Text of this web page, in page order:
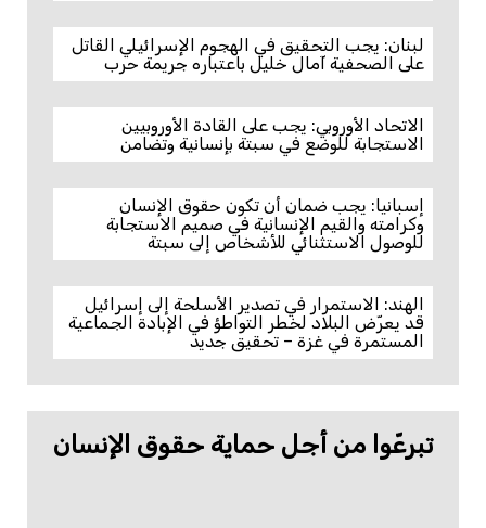
لبنان: يجب التحقيق في الهجوم الإسرائيلي القاتل
على الصحفية آمال خليل باعتباره جريمة حرب
الاتحاد الأوروبي: يجب على القادة الأوروبيين
الاستجابة للوضع في سبتة بإنسانية وتضامن
إسبانيا: يجب ضمان أن تكون حقوق الإنسان
وكرامته والقيم الإنسانية في صميم الاستجابة
للوصول الاستثنائي للأشخاص إلى سبتة
الهند: الاستمرار في تصدير الأسلحة إلى إسرائيل
قد يعرّض البلاد لخطر التواطؤ في الإبادة الجماعية
المستمرة في غزة – تحقيق جديد
تبرعّوا من أجل حماية حقوق الإنسان